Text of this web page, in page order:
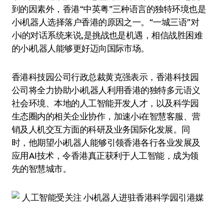
到的因素外，香港“中英粤”三种语言的独特环境也是
小i机器人选择落户香港的原因之一。“一城三语”对
小i的对话系统来说,是挑战也是机遇，相信战胜困难
的小i机器人能够更好迈向国际市场。
香港科技园公司行政总裁黄克强表示，香港科技园
公司将全力协助小i机器人利用香港的独特多元语义
社会环境、本地的人工智能开发人才，以及科学园
生态圈内的相关企业协作，加速小i在智慧客服、营
销及人机交互方面的科研及业务国际化发展。同
时，他期望小i机器人能够引领香港各行各业发展及
应用AI技术，令香港真正获利于人工智能，成为领
先的智慧城市。